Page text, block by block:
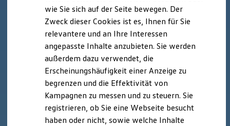
Kosten und Kauf
Kaufoptionen
E-Auto-Förderung
Software und Konnektivität
Die ID. Software 6
ID. Software Versionen und Updates
Digitale Extras
Schnittstellen zu Ihrem ID.
Hybridautos
Marke und Erlebnis
Volkswagen R und R Experience
R-Modelle
wie Sie sich auf der Seite bewegen. Der
Zweck dieser Cookies ist es, Ihnen für Sie
relevantere und an Ihre Interessen
angepasste Inhalte anzubieten. Sie werden
außerdem dazu verwendet, die
Erscheinungshäufigkeit einer Anzeige zu
begrenzen und die Effektivität von
Kampagnen zu messen und zu steuern. Sie
registrieren, ob Sie eine Webseite besucht
haben oder nicht, sowie welche Inhalte